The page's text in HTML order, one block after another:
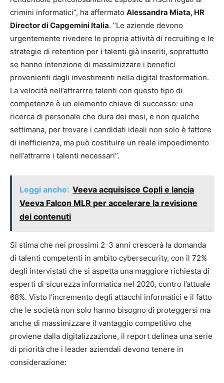
crimini informatici”, ha affermato Alessandra Miata, HR
Director di Capgemini Italia. “Le aziende devono
urgentemente rivedere le propria attività di recruiting e le
strategie di retention per i talenti già inseriti, soprattutto
se hanno intenzione di massimizzare i benefici
provenienti dagli investimenti nella digital trasformation.
La velocità nell’attrarrre talenti con questo tipo di
competenze è un elemento chiave di successo: una
ricerca di personale che dura dei mesi, e non qualche
settimana, per trovare i candidati ideali non solo è fattore
di inefficienza, ma può costituire un reale impoedimento
nell’attrarre i talenti necessari”.
Leggi anche: Veeva acquisisce Copli e lancia
Veeva Falcon MLR per accelerare la revisione
dei contenuti
Si stima che nei prossimi 2-3 anni crescerà la domanda
di talenti competenti in ambito cybersecurity, con il 72%
degli intervistati che si aspetta una maggiore richiesta di
esperti di sicurezza informatica nel 2020, contro l’attuale
68%. Visto l’incremento degli attacchi informatici e il fatto
che le società non solo hanno bisogno di proteggersi ma
anche di massimizzare il vantaggio competitivo che
proviene dalla digitalizzazione, il report delinea una serie
di priorità che i leader aziendali devono tenere in
considerazione: